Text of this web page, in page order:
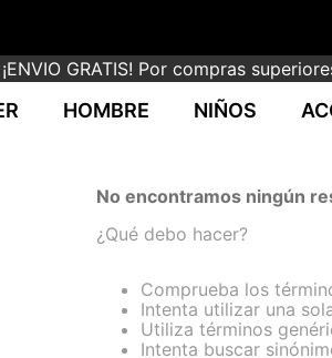
¡ENVIO GRATIS! Por compras
HOMBRE NIÑOS
No encontramos ningún
¿Qué debo hacer?
Comprueba los
Intenta utilizar una
Utiliza términos
Intenta buscar